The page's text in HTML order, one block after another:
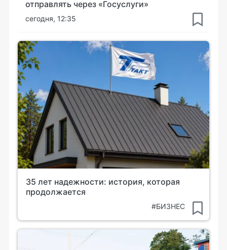
отправлять через «Госуслуги»
сегодня, 12:35
35 лет надежности: история, которая
продолжается
#БИЗНЕС